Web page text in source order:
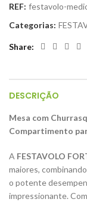
REF: festavolo-
Categorias:
Share
DESCRIÇÃO
Mesa com
Compartimento
A FESTAVOLO
maiores,
o potente
impressionante.